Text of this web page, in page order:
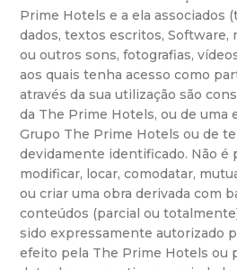
Prime Hotels e a ela associados
dados, textos escritos, Software,
ou outros sons, fotografias,
aos quais tenha acesso como
através da sua utilização são
da The Prime Hotels, ou de uma
Grupo The Prime Hotels ou de
devidamente identificado. Não é
modificar, locar, comodatar,
ou criar uma obra derivada com
conteúdos (parcial ou
sido expressamente autorizado
efeito pela The Prime Hotels ou